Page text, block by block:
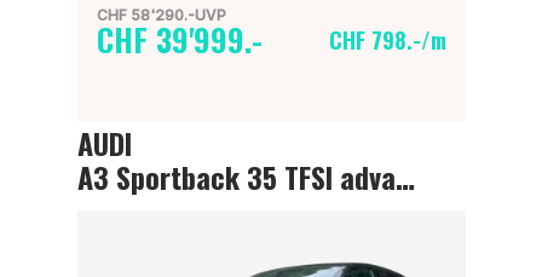
CHF 58'290.-UVP
CHF 39'999.- CHF 798.-/m
AUDI
A3 Sportback 35 TFSI advanced Attraction